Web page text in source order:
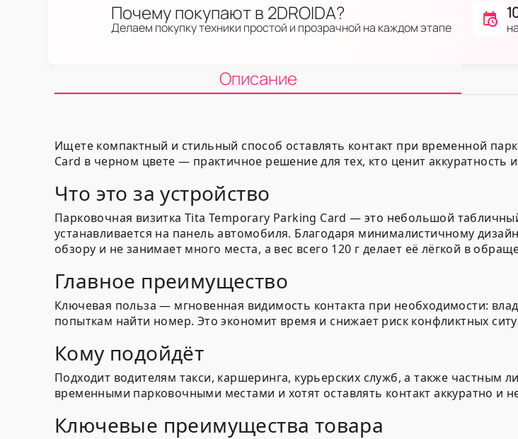
Почему покупают в 2DROIDA?
Делаем покупку техники простой и прозрачной на каждом этапе
Описание
Ищете компактный и стильный способ оставлять контакт при временной
Card в черном цвете — практичное решение для тех, кто ценит аккуратность
Что это за устройство
Парковочная визитка Tita Temporary Parking Card — это небольшой
устанавливается на панель автомобиля. Благодаря минималистичному
обзору и не занимает много места, а вес всего 120 г делает её лёгкой в
Главное преимущество
Ключевая польза — мгновенная видимость контакта при необходимости:
попыткам найти номер. Это экономит время и снижает риск конфликтных
Кому подойдёт
Подходит водителям такси, каршеринга, курьерских служб, а также
временными парковочными местами и хотят оставлять контакт аккуратно и
Ключевые преимущества товара